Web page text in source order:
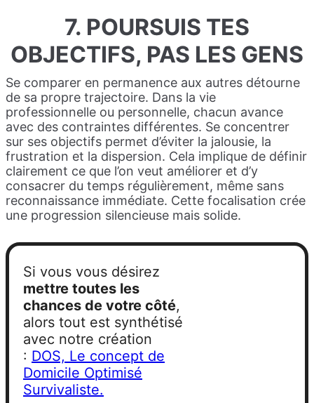
7. POURSUIS TES
OBJECTIFS, PAS LES GENS
Se comparer en permanence aux autres détourne
de sa propre trajectoire. Dans la vie
professionnelle ou personnelle, chacun avance
avec des contraintes différentes. Se concentrer
sur ses objectifs permet d’éviter la jalousie, la
frustration et la dispersion. Cela implique de définir
clairement ce que l’on veut améliorer et d’y
consacrer du temps régulièrement, même sans
reconnaissance immédiate. Cette focalisation crée
une progression silencieuse mais solide.
Si vous vous désirez
mettre toutes les
chances de votre côté,
alors tout est synthétisé
avec notre création
: DOS, Le concept de
Domicile Optimisé
Survivaliste.